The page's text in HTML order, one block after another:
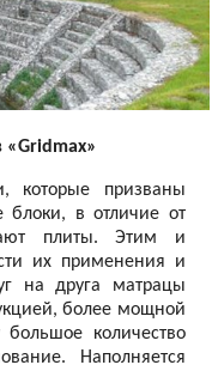
которые призваны
блоки, в отличие от
плиты. Этим и
их применения и
на друга матрацы
более мощной
большое количество
Наполняется